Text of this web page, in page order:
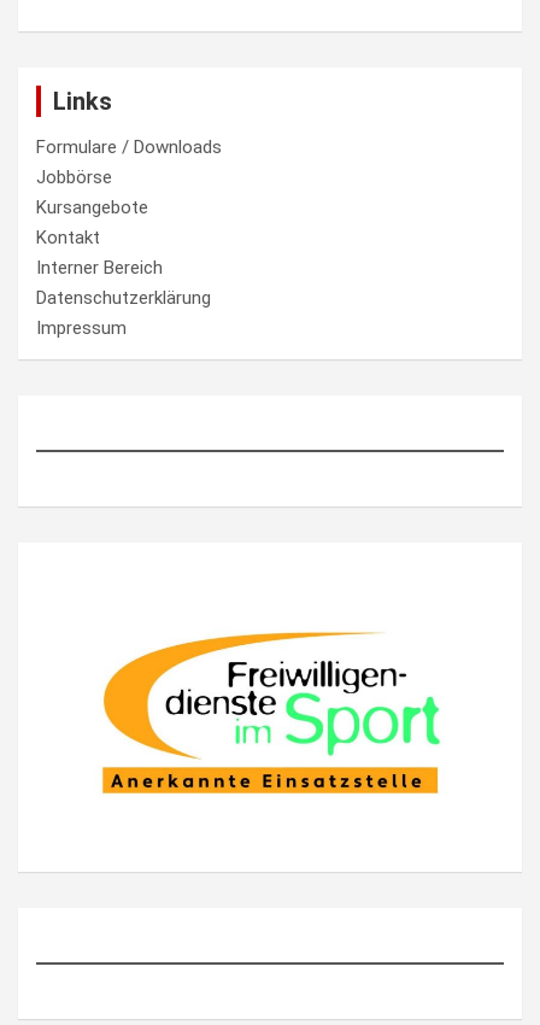
Links
Formulare / Downloads
Jobbörse
Kursangebote
Kontakt
Interner Bereich
Datenschutzerklärung
Impressum